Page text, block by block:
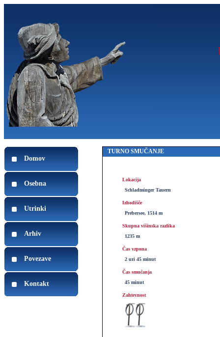
Domov
Osebna
Utrinki
Arhiv
Povezave
Kontakt
TURNO SMUČANJE
Lokacija
Schladminger Tauern
Izhodišče
Prebersee, 1514 m
Skupna višinska razlika
1235 m
Čas vzpona
2 uri 45 minut
Čas smučanja
45 minut
Zahtevnost